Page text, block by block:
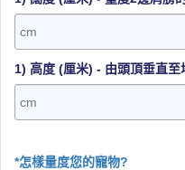
1) 高度 (厘米) - 由頭頂垂直至
*怎樣量度您的寵物?